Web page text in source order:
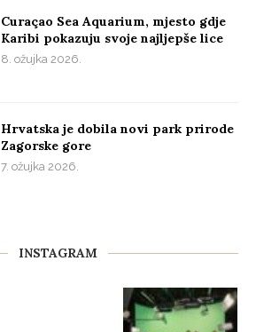
Curaçao Sea Aquarium, mjesto gdje
Karibi pokazuju svoje najljepše lice
8. ožujka 2026.
Hrvatska je dobila novi park prirode
Zagorske gore
7. ožujka 2026.
INSTAGRAM